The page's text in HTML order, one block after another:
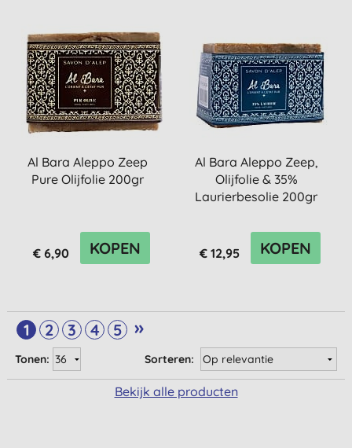
Al Bara Aleppo Zeep
Pure Olijfolie 200gr
€ 6,90 KOPEN
Al Bara Aleppo Zeep,
Olijfolie & 35%
Laurierbesolie 200gr
€ 12,95 KOPEN
1 2 3 4 5 »
Sorteren:
Tonen:
Bekijk alle producten